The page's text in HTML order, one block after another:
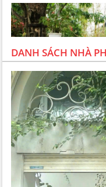
Tổng quan nhà
TỔNG QUAN
DANH SÁCH NHÀ